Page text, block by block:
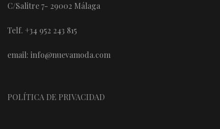
C/Salitre 7- 29002 Málaga
Telf. +34 952 243 815
email: info@nuevamoda.com
POLÍTICA DE PRIVACIDAD